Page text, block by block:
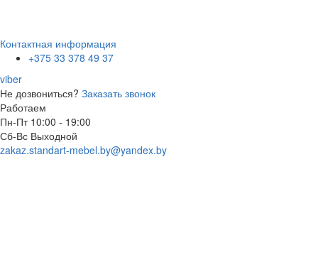
Контактная информация
+375 33 378 49 37
viber
Не дозвониться? Заказать звонок
Работаем
Пн-Пт 10:00 - 19:00
Сб-Вс Выходной
zakaz.standart-mebel.by@yandex.by